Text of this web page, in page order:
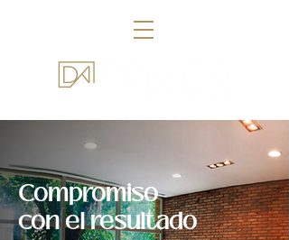
Compromiso
con el resultado